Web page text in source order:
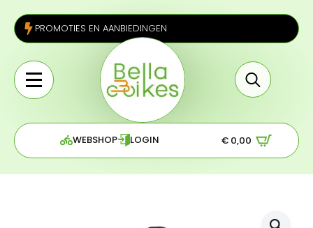
PROMOTIES EN AANBIEDINGEN
for:
WEBSHOP LOGIN € 0,00